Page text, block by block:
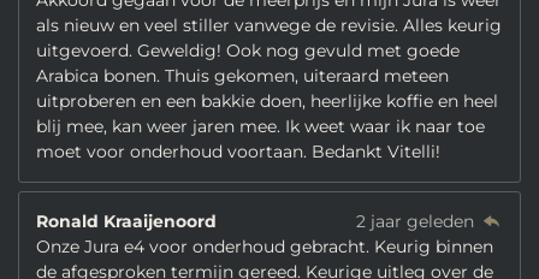
als nieuw en veel stiller vanwege de revisie. Alles keurig
uitgevoerd. Geweldig! Ook nog gevuld met goede
Arabica bonen. Thuis gekomen, uiteraard meteen
uitproberen en een bakkie doen, heerlijke koffie en heel
blij mee, kan weer jaren mee. Ik weet waar ik naar toe
moet voor onderhoud voortaan. Bedankt Vitelli!
Ronald Kraaijenoord
2 jaar geleden
Onze Jura e4 voor onderhoud gebracht. Keurig binnen
de afgesproken termijn gereed. Keurige uitleg over de